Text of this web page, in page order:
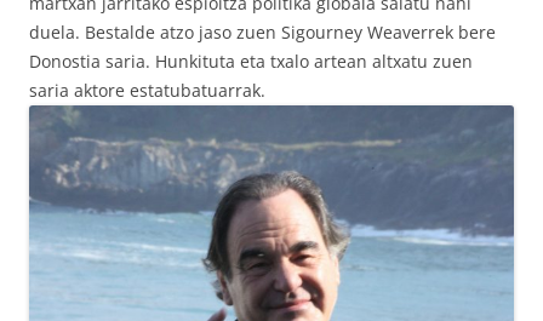
duela. Bestalde atzo jaso zuen Sigourney Weaverrek bere
Donostia saria. Hunkituta eta txalo artean altxatu zuen
saria aktore estatubatuarrak.